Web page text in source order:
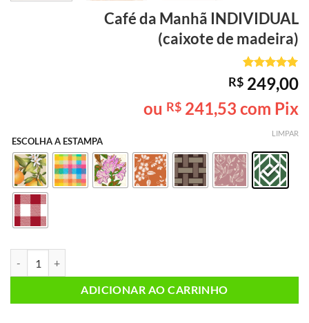
Café da Manhã INDIVIDUAL
(caixote de madeira)
Avaliado
como5de
5, com
baseado em
4
de clientes
R$ 249,00
ou R$ 241,53 com Pix
ESCOLHA A ESTAMPA
LIMPAR
ADICIONAR AO CARRINHO